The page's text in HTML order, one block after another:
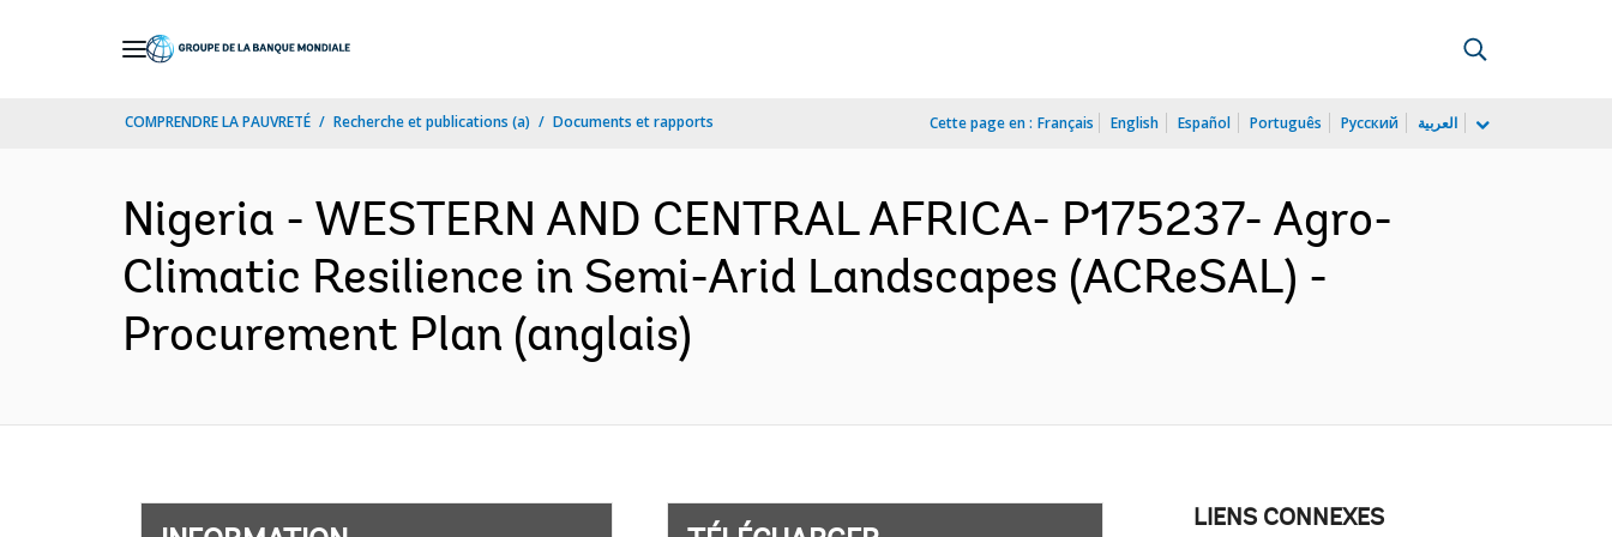
COMPRENDRE LA PAUVRETÉ Recherche et publications (a) Documents et rapports Cette page en : Français English Español Português Русский العربية
Nigeria - WESTERN AND CENTRAL AFRICA- P175237- Agro-
Climatic Resilience in Semi-Arid Landscapes (ACReSAL) -
Procurement Plan (anglais)
LIENS CONNEXES